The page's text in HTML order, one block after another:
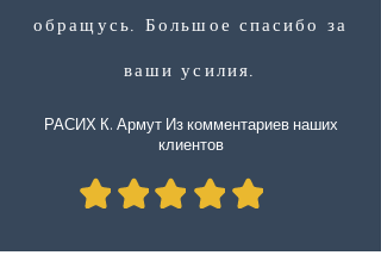
обращусь. Большое спасибо за
ваши усилия.
РАСИХ К. Армут Из комментариев наших
клиентов